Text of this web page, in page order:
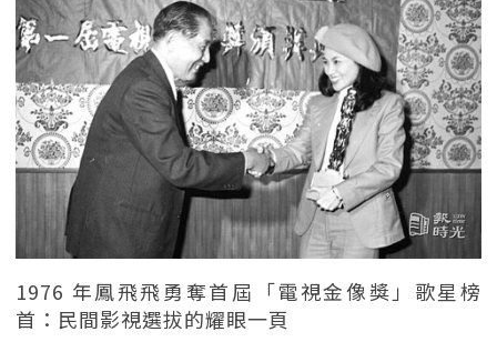
1976 年鳳飛飛勇奪首屆「電視金像獎」歌星榜
首：民間影視選拔的耀眼一頁